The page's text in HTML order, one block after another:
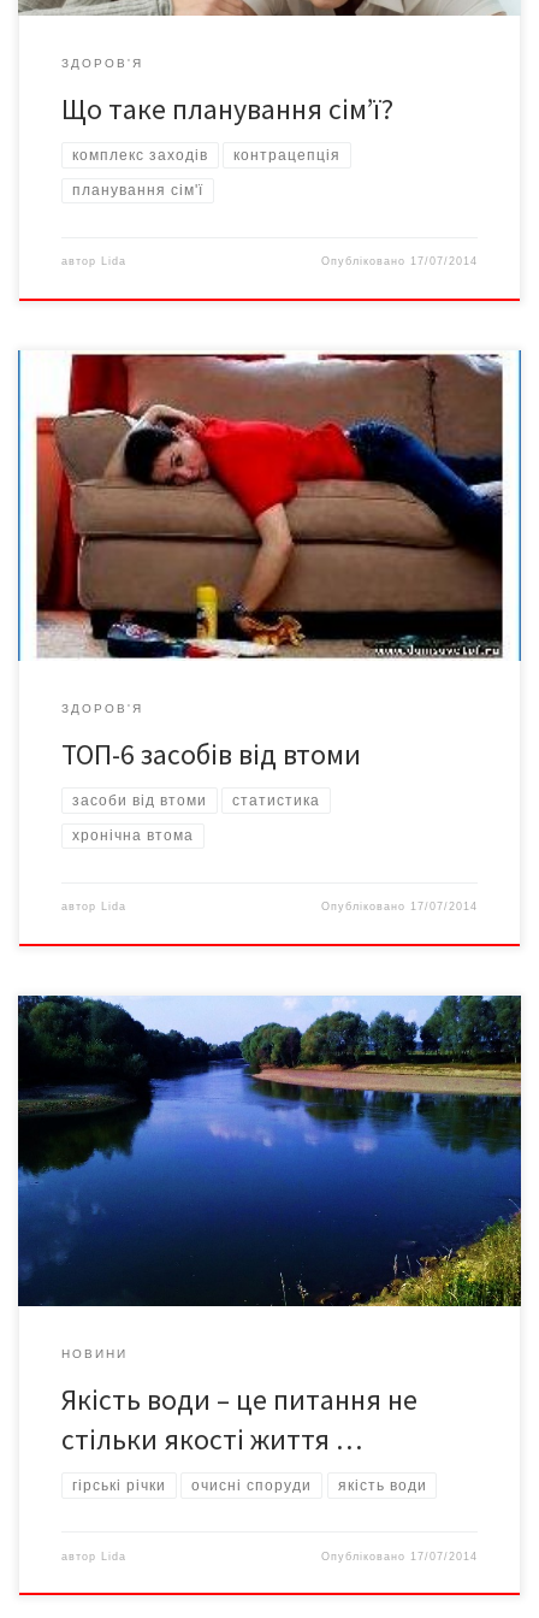
ЗДОРОВ'Я
Що таке планування сім’ї?
комплекс заходів контрацепція
планування сім'ї
автор Lida Опубліковано 17/07/2014
За статистикою, близько 35 млн. людей в усьому світі відчуває
хронічну втому. І це при тому, що ще у 70-80-ті роки минулого
століття про синдром хронічної втоми не знав ніхто. А вже у
90-ті роки вона набула масових масштабів. 1994-го у Штатах
навіть відкрили науково-дослідний інститут «Національний
Центр хронічної втоми». […]
ЗДОРОВ'Я
ТОП-6 засобів від втоми
засоби від втоми статистика
хронічна втома
автор Lida Опубліковано 17/07/2014
Уп’яте відзначений Міжнародний день Дністра – річки трьох
держав: України, Молдови та Румунії. Заходи відбулися в усіх 7
областях України, якими протікає ця друга серед рівнинних рік
Європи за швидкістю течії водна артерія. За сучасних викликів
українцям нібито й не до екологічних проблем. Хоча саме ці
проблеми належать до тих, […]
НОВИНИ
Якість води – це питання не
стільки якості життя …
гірські річки очисні споруди якість води
автор Lida Опубліковано 17/07/2014